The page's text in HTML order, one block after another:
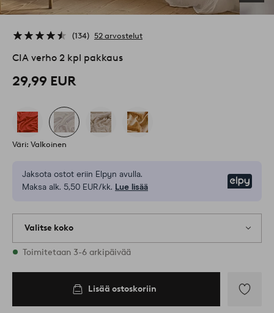
134 52 arvostelut
CIA verho 2 kpl pakkaus
29,99 EUR
Väri: Valkoinen
Jaksota ostot eriin Elpyn avulla.
Maksa alk. 5,50 EUR/kk. Lue lisää
Valitse koko
2 varastossa olevat koot
Toimitetaan 3-6 arkipäivää
Lisää ostoskoriin